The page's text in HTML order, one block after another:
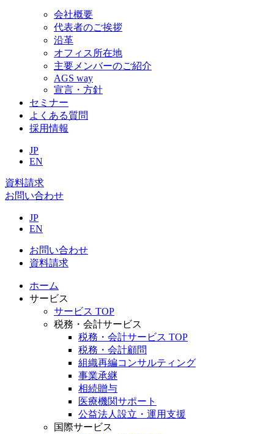
会社概要
代表者のご挨拶
沿革
オフィス所在地
主要メンバーのご紹介
AGS way
宣言・方針
セミナー
よくある質問
採用情報
JP
EN
資料請求
お問い合わせ
JP
EN
お問い合わせ
資料請求
ホーム
サービス
サービス TOP
税務・会計サービス
税務・会計サービス TOP
税務・会計顧問
組織再編コンサルティング
事業承継
相続贈与
医療機関サポート
公益法人設立・運用支援
国際サービス